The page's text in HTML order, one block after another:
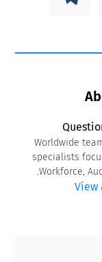
Worldwide
specialists
Workforce,
View